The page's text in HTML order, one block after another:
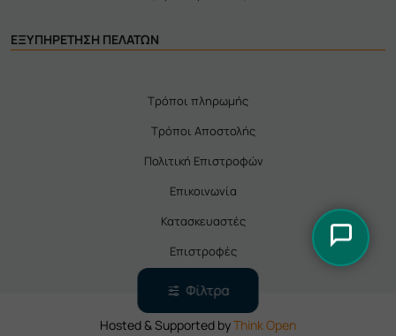
ΕΞΥΠΗΡΕΤΗΣΗ ΠΕΛΑΤΩΝ
Τρόποι πληρωμής
Τρόποι Αποστολής
Πολιτική Επιστροφών
Επικοινωνία
Κατασκευαστές
Επιστροφές
Hosted & Supported byThink Open
Φίλτρα